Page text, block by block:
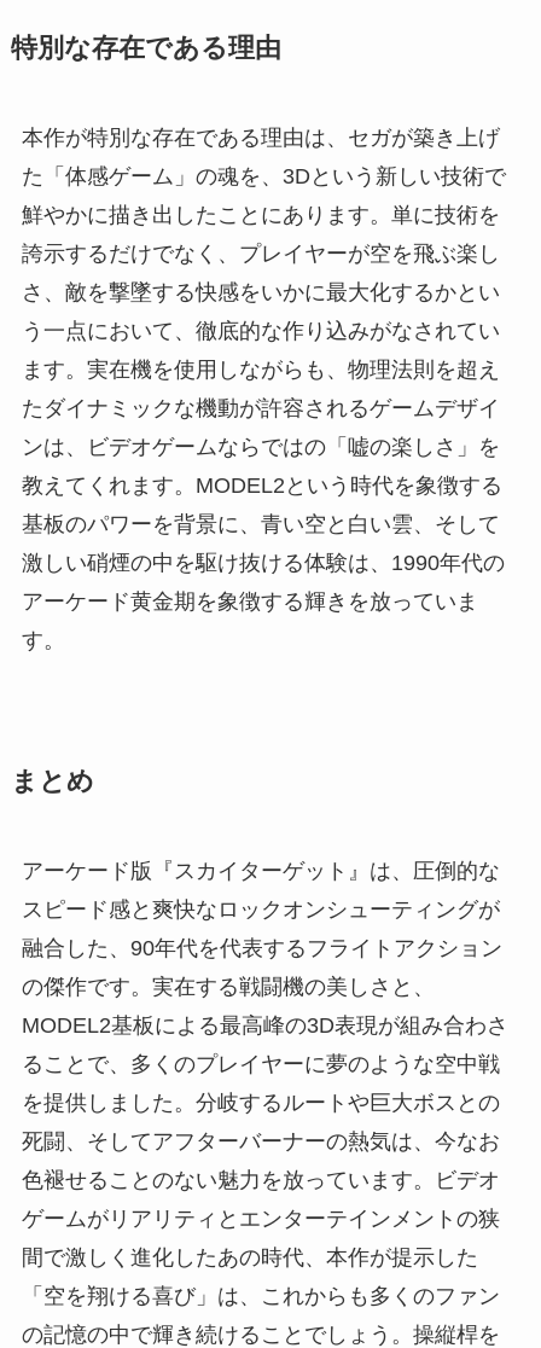
特別な存在である理由
本作が特別な存在である理由は、セガが築き上げ
た「体感ゲーム」の魂を、3Dという新しい技術で
鮮やかに描き出したことにあります。単に技術を
誇示するだけでなく、プレイヤーが空を飛ぶ楽し
さ、敵を撃墜する快感をいかに最大化するかとい
う一点において、徹底的な作り込みがなされてい
ます。実在機を使用しながらも、物理法則を超え
たダイナミックな機動が許容されるゲームデザイ
ンは、ビデオゲームならではの「嘘の楽しさ」を
教えてくれます。MODEL2という時代を象徴する
基板のパワーを背景に、青い空と白い雲、そして
激しい硝煙の中を駆け抜ける体験は、1990年代の
アーケード黄金期を象徴する輝きを放っていま
す。
まとめ
アーケード版『スカイターゲット』は、圧倒的な
スピード感と爽快なロックオンシューティングが
融合した、90年代を代表するフライトアクション
の傑作です。実在する戦闘機の美しさと、
MODEL2基板による最高峰の3D表現が組み合わさ
ることで、多くのプレイヤーに夢のような空中戦
を提供しました。分岐するルートや巨大ボスとの
死闘、そしてアフターバーナーの熱気は、今なお
色褪せることのない魅力を放っています。ビデオ
ゲームがリアリティとエンターテインメントの狭
間で激しく進化したあの時代、本作が提示した
「空を翔ける喜び」は、これからも多くのファン
の記憶の中で輝き続けることでしょう。操縦桿を